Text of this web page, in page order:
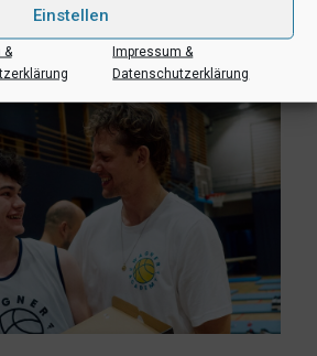
Einstellen
&
Impressum &
Datenschutzerklärung